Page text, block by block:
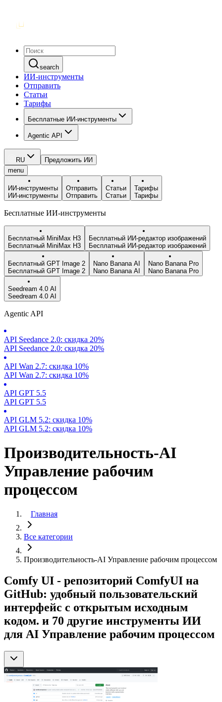
search
ИИ-инструменты
Отправить
Статьи
Тарифы
Бесплатные ИИ-инструменты
Agentic API
RU
Предложить ИИ
menu
ИИ-инструменты
ИИ-инструменты
Отправить
Отправить
Статьи
Статьи
Тарифы
Тарифы
Бесплатные ИИ-инструменты
Бесплатный MiniMax H3
Бесплатный MiniMax H3
Бесплатный ИИ-редактор изображений
Бесплатный ИИ-редактор изображений
Бесплатный GPT Image 2
Бесплатный GPT Image 2
Nano Banana AI
Nano Banana AI
Nano Banana Pro
Nano Banana Pro
Seedream 4.0 AI
Seedream 4.0 AI
Agentic API
API Seedance 2.0: скидка 20%
API Seedance 2.0: скидка 20%
API Wan 2.7: скидка 10%
API Wan 2.7: скидка 10%
API GPT 5.5
API GPT 5.5
API GLM 5.2: скидка 10%
API GLM 5.2: скидка 10%
Производительность-AI
Управление рабочим
процессом
Главная
Все категории
Производительность-AI Управление рабочим процессом
Comfy UI - репозиторий ComfyUI на
GitHub: удобный пользовательский
интерфейс с открытым исходным
кодом. и 70 другие инструменты ИИ
для AI Управление рабочим процессом